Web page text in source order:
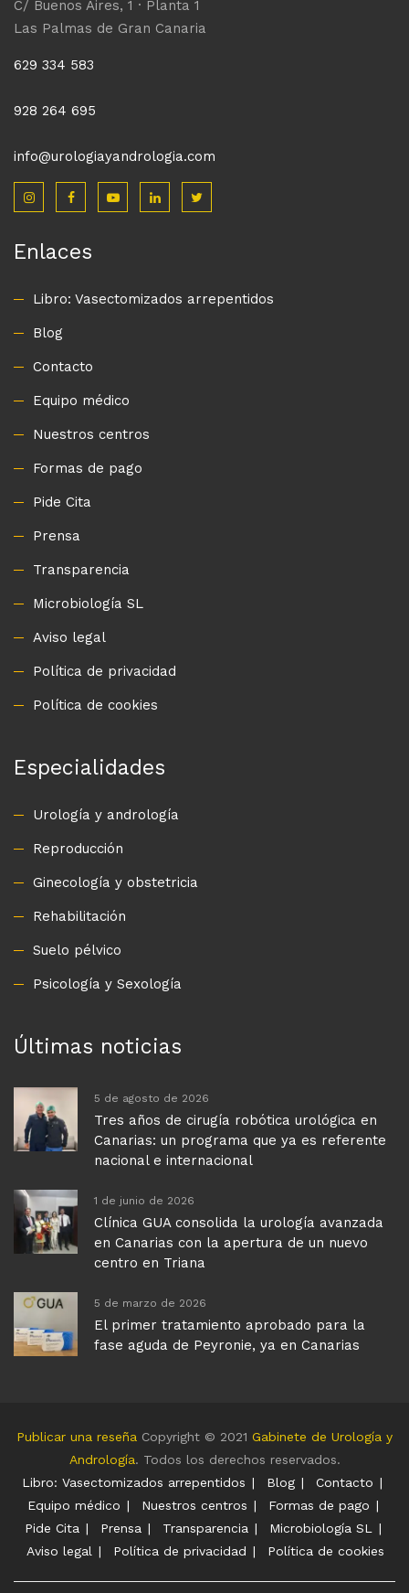
C/ Buenos Aires, 1 · Planta 1
Las Palmas de Gran Canaria
629 334 583
928 264 695
info@urologiayandrologia.com
Enlaces
Libro: Vasectomizados arrepentidos
Blog
Contacto
Equipo médico
Nuestros centros
Formas de pago
Pide Cita
Prensa
Transparencia
Microbiología SL
Aviso legal
Política de privacidad
Política de cookies
Especialidades
Urología y andrología
Reproducción
Ginecología y obstetricia
Rehabilitación
Suelo pélvico
Psicología y Sexología
Últimas noticias
5 de agosto de 2026
Tres años de cirugía robótica urológica en
Canarias: un programa que ya es referente
nacional e internacional
1 de junio de 2026
Clínica GUA consolida la urología avanzada
en Canarias con la apertura de un nuevo
centro en Triana
5 de marzo de 2026
El primer tratamiento aprobado para la
fase aguda de Peyronie, ya en Canarias
Publicar una reseña Copyright © 2021 Gabinete de Urología y
Andrología. Todos los derechos reservados.
Libro: Vasectomizados arrepentidos
Blog
Contacto
Equipo médico
Nuestros centros
Formas de pago
Pide Cita
Prensa Transparencia
Microbiología SL
Aviso legal
Política de privacidad Política de cookies